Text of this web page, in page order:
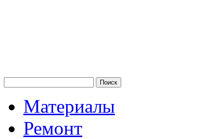
Материалы
Ремонт